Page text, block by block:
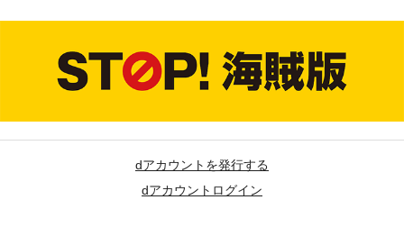
dアカウントを発行する
dアカウントログイン